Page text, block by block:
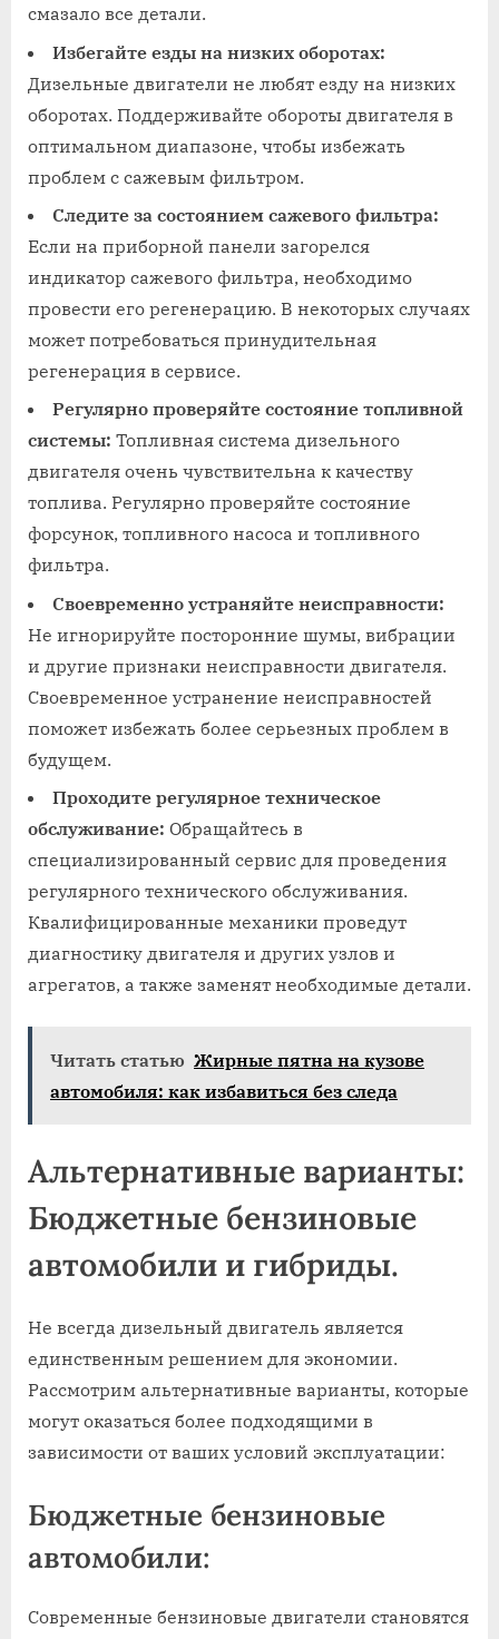
смазало все детали.
Избегайте езды на низких оборотах:
Дизельные двигатели не любят езду на низких
оборотах. Поддерживайте обороты двигателя в
оптимальном диапазоне, чтобы избежать
проблем с сажевым фильтром.
Следите за состоянием сажевого фильтра:
Если на приборной панели загорелся
индикатор сажевого фильтра, необходимо
провести его регенерацию. В некоторых случаях
может потребоваться принудительная
регенерация в сервисе.
Регулярно проверяйте состояние топливной
системы: Топливная система дизельного
двигателя очень чувствительна к качеству
топлива. Регулярно проверяйте состояние
форсунок, топливного насоса и топливного
фильтра.
Своевременно устраняйте неисправности:
Не игнорируйте посторонние шумы, вибрации
и другие признаки неисправности двигателя.
Своевременное устранение неисправностей
поможет избежать более серьезных проблем в
будущем.
Проходите регулярное техническое
обслуживание: Обращайтесь в
специализированный сервис для проведения
регулярного технического обслуживания.
Квалифицированные механики проведут
диагностику двигателя и других узлов и
агрегатов, а также заменят необходимые детали.
Читать статью Жирные пятна на кузове
автомобиля: как избавиться без следа
Альтернативные варианты:
Бюджетные бензиновые
автомобили и гибриды.
Не всегда дизельный двигатель является
единственным решением для экономии.
Рассмотрим альтернативные варианты, которые
могут оказаться более подходящими в
зависимости от ваших условий эксплуатации:
Бюджетные бензиновые
автомобили:
Современные бензиновые двигатели становятся